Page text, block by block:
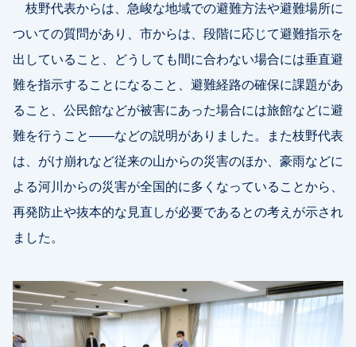
枝野代表からは、急峻な地域での避難方法や避難場所に
ついての質問があり、市からは、段階に応じて避難指示を
出していること、どうしても間に合わない場合には垂直避
難を指示することになること、避難経路の確保に課題があ
ること、公民館などが被害にあった場合には旅館などに避
難を行うこと――などの説明がありました。また枝野代表
は、がけ崩れなど従来の山からの災害のほか、豪雨などに
よる河川からの災害が全国的に多くなっていることから、
再発防止や抜本的な見直しが必要であるとの考えが示され
ました。